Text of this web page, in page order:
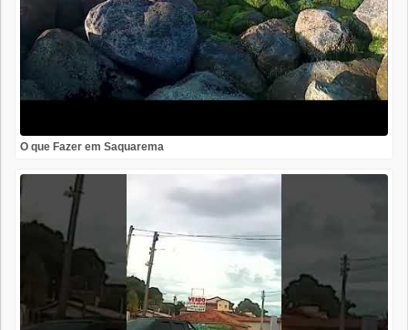
O que Fazer em Saquarema